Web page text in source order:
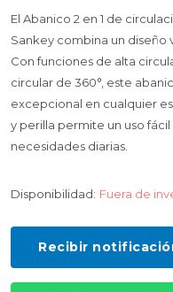
El Abanico 2 en 1 de
Sankey combina un
Con funciones de alta
circular de 360°, este
excepcional en cualquier
y perilla permite un uso
necesidades diarias.
Disponibilidad: Fuera de
Recibir